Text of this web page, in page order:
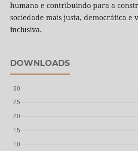
humana e contribuindo para a
sociedade mais justa, democrática e
inclusiva.
DOWNLOADS